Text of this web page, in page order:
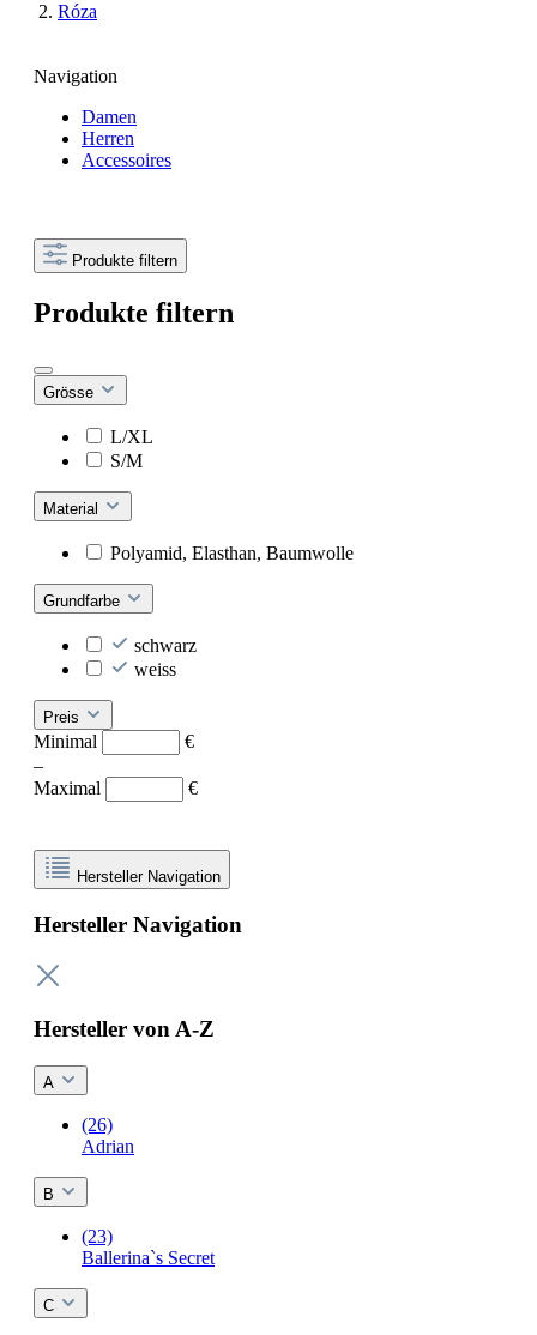
Róza
Navigation
Damen
Herren
Accessoires
Produkte filtern
Produkte filtern
Grösse
L/XL
S/M
Material
Polyamid, Elasthan, Baumwolle
Grundfarbe
schwarz
weiss
Preis
Minimal
€
–
Maximal
€
Hersteller Navigation
Hersteller Navigation
Hersteller von A-Z
A
(26)
Adrian
B
(23)
Ballerina`s Secret
C